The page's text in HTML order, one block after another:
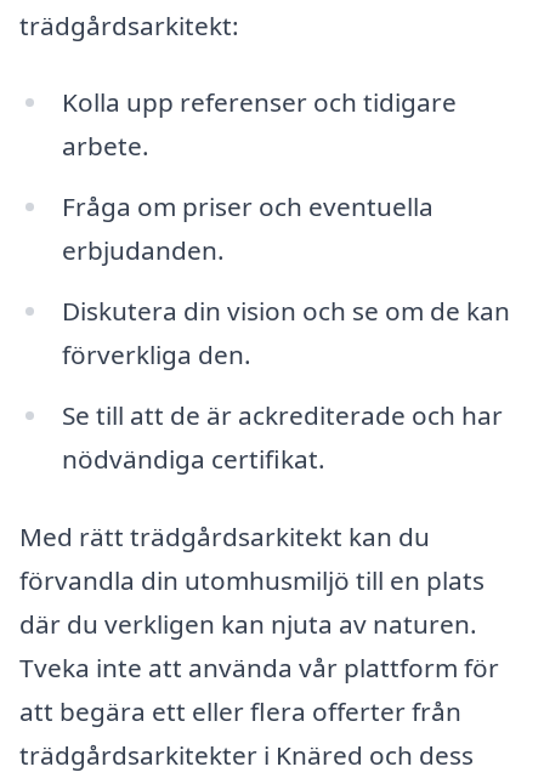
trädgårdsarkitekt:
Kolla upp referenser och tidigare
arbete.
Fråga om priser och eventuella
erbjudanden.
Diskutera din vision och se om de kan
förverkliga den.
Se till att de är ackrediterade och har
nödvändiga certifikat.
Med rätt trädgårdsarkitekt kan du
förvandla din utomhusmiljö till en plats
där du verkligen kan njuta av naturen.
Tveka inte att använda vår plattform för
att begära ett eller flera offerter från
trädgårdsarkitekter i Knäred och dess